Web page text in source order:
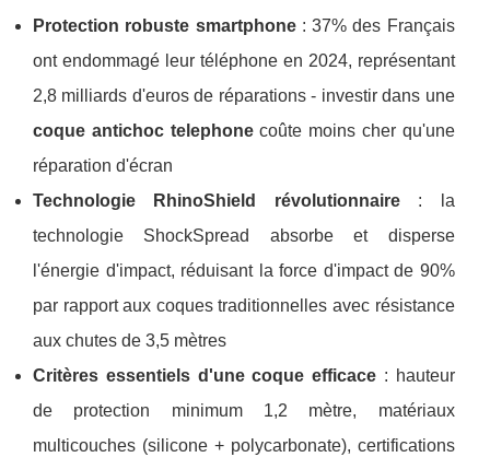
Protection robuste smartphone: 37% des Français
ont endommagé leur téléphone en 2024, représentant
2,8 milliards d'euros de réparations - investir dans une
coque antichoc telephonecoûte moins cher qu'une
réparation d'écran
Technologie RhinoShield révolutionnaire: la
technologie ShockSpread absorbe et disperse
l'énergie d'impact, réduisant la force d'impact de 90%
par rapport aux coques traditionnelles avec résistance
aux chutes de 3,5 mètres
Critères essentiels d'une coque efficace : hauteur
de protection minimum 1,2 mètre, matériaux
multicouches (silicone + polycarbonate), certifications